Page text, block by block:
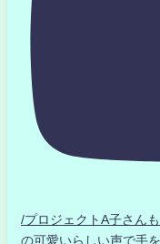
/プロジェクトA子さ
の可愛いらしい声で手